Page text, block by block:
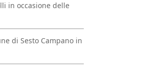
in occasione delle
di Sesto Campano in